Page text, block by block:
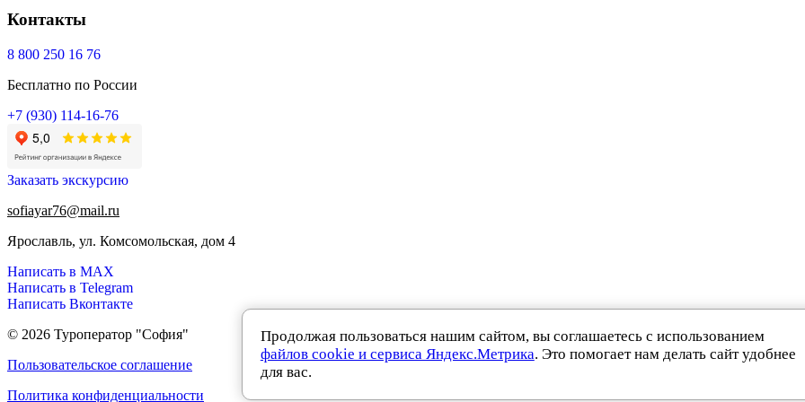
Контакты
8 800 250 16 76
Бесплатно по России
+7 (930) 114-16-76
Заказать экскурсию
sofiayar76@mail.ru
Ярославль, ул. Комсомольская, дом 4
Написать в MAX
Написать в Telegram
Написать Вконтакте
© 2026 Туроператор "София"
Пользовательское соглашение
Политика конфиденциальности
Продолжая пользоваться нашим сайтом, вы соглашаетесь с использованием
файлов cookie и сервиса Яндекс.Метрика. Это помогает нам делать сайт удобнее
для вас.